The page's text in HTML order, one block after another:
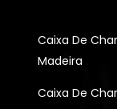
Caixa De
Madeira
Caixa De